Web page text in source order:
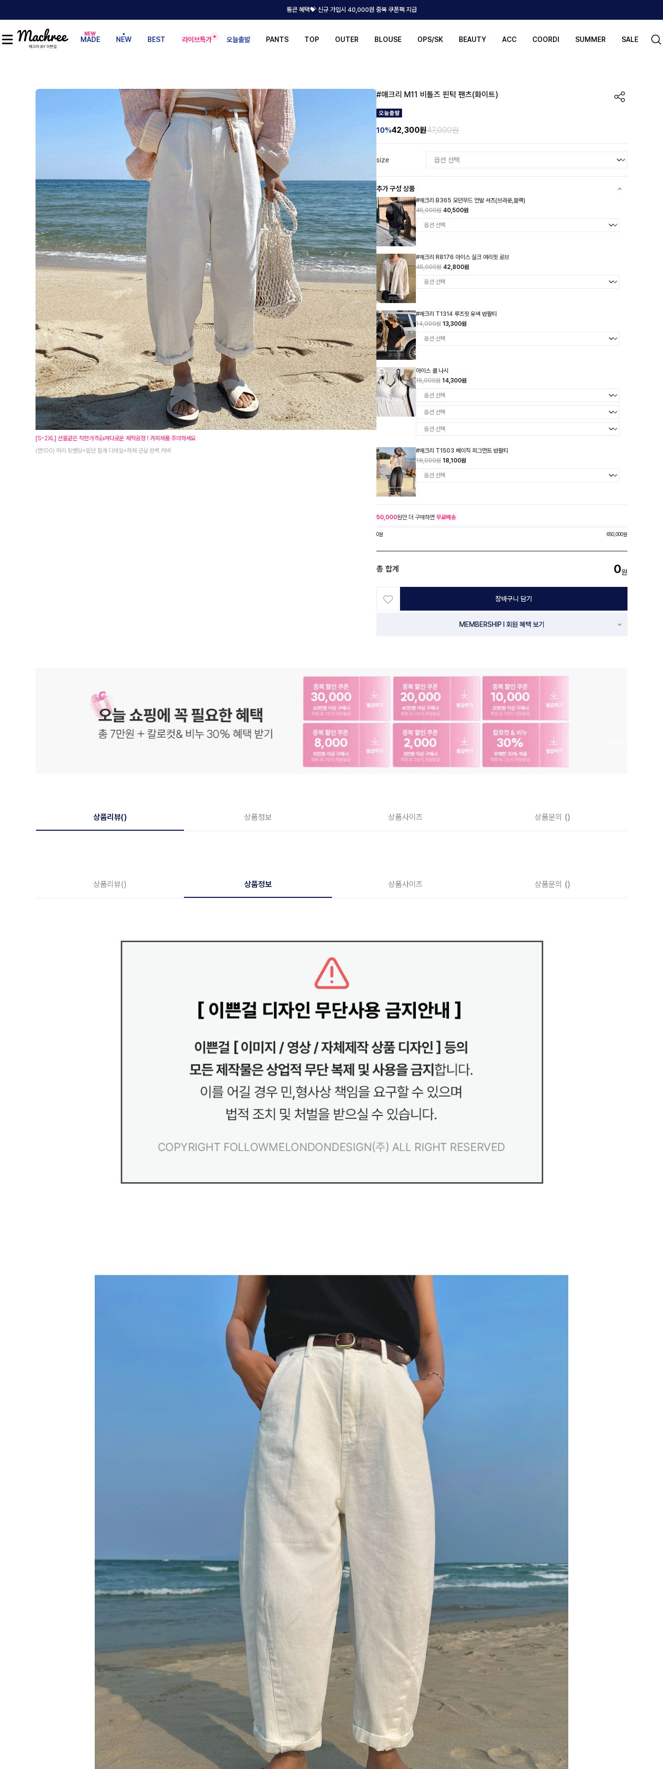
통큰 혜택💝 신규 가입시 40,000원 중복 쿠폰팩 지급
MADE NEW BEST 라이브특가 오늘출발 PANTS TOP OUTER BLOUSE OPS/SK BEAUTY ACC COORDI SUMMER SALE
[S~2XL] 선물같은 착한가격👍까다로운 제작공정 ! 카피제품 주의하세요
(면100) 허리 뒷밴딩+밑단 절개 디테일+하체 군살 완벽 커버
#매크리 M11 비틀즈 핀턱 팬츠(화이트)
10%42,300원47,000원
size
추가 구성 상품
#매크리 B365 모던무드 언발 셔츠(브라운,블랙)
45,000원 40,500원
#매크리 R8176 아이스 실크 여리핏 로브
45,000원 42,800원
#매크리 T1314 루즈핏 유넥 반팔티
14,000원 13,300원
아이스 쿨 나시
15,000원 14,300원
#매크리 T1503 베이직 피그먼트 반팔티
19,000원 18,100원
50,000원만 더 구매하면 무료배송
0원 650,000원
총 합계 0원
장바구니 담기
MEMBERSHIP l 회원 혜택 보기
상품리뷰() 상품정보 상품사이즈 상품문의 ()
상품리뷰() 상품정보 상품사이즈 상품문의 ()